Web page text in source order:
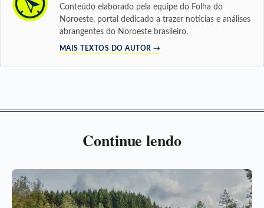
Conteúdo elaborado pela equipe do Folha do
Noroeste, portal dedicado a trazer notícias e análises
abrangentes do Noroeste brasileiro.
MAIS TEXTOS DO AUTOR →
Continue lendo